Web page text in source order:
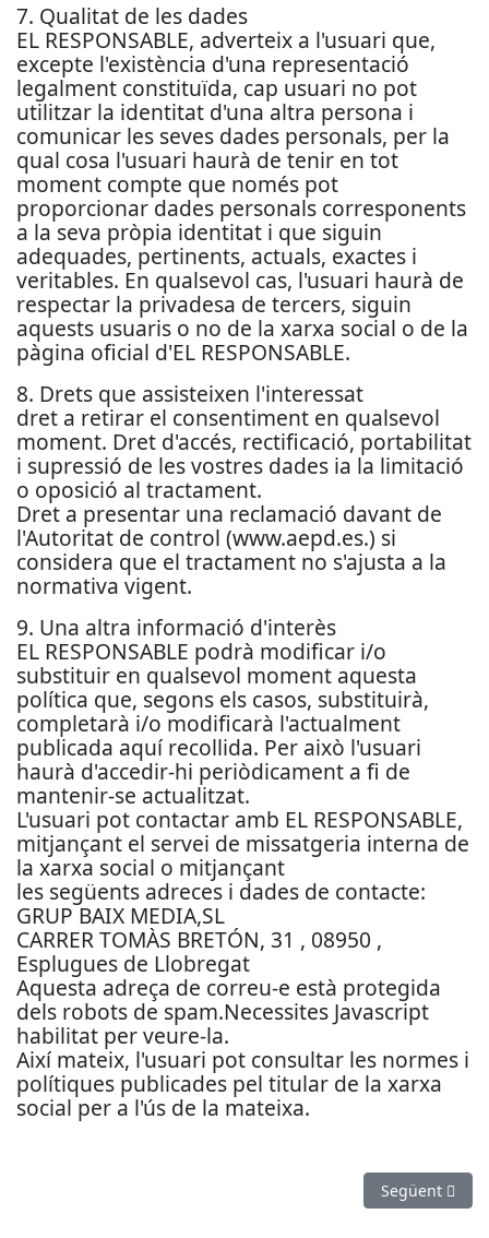
7. Qualitat de les dades
EL RESPONSABLE, adverteix a l'usuari que,
excepte l'existència d'una representació
legalment constituïda, cap usuari no pot
utilitzar la identitat d'una altra persona i
comunicar les seves dades personals, per la
qual cosa l'usuari haurà de tenir en tot
moment compte que només pot
proporcionar dades personals corresponents
a la seva pròpia identitat i que siguin
adequades, pertinents, actuals, exactes i
veritables. En qualsevol cas, l'usuari haurà de
respectar la privadesa de tercers, siguin
aquests usuaris o no de la xarxa social o de la
pàgina oficial d'EL RESPONSABLE.
8. Drets que assisteixen l'interessat
dret a retirar el consentiment en qualsevol
moment. Dret d'accés, rectificació, portabilitat
i supressió de les vostres dades ia la limitació
o oposició al tractament.
Dret a presentar una reclamació davant de
l'Autoritat de control (www.aepd.es.) si
considera que el tractament no s'ajusta a la
normativa vigent.
9. Una altra informació d'interès
EL RESPONSABLE podrà modificar i/o
substituir en qualsevol moment aquesta
política que, segons els casos, substituirà,
completarà i/o modificarà l'actualment
publicada aquí recollida. Per això l'usuari
haurà d'accedir-hi periòdicament a fi de
mantenir-se actualitzat.
L'usuari pot contactar amb EL RESPONSABLE,
mitjançant el servei de missatgeria interna de
la xarxa social o mitjançant
les següents adreces i dades de contacte:
GRUP BAIX MEDIA,SL
CARRER TOMÀS BRETÓN, 31 , 08950 ,
Esplugues de Llobregat
Aquesta adreça de correu-e està protegida
dels robots de spam.Necessites Javascript
habilitat per veure-la.
Així mateix, l'usuari pot consultar les normes i
polítiques publicades pel titular de la xarxa
social per a l'ús de la mateixa.
Article
Següent